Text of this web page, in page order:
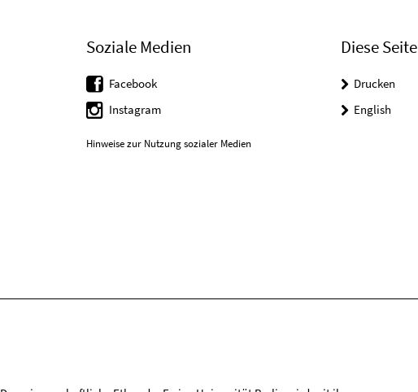
Soziale Medien
Facebook
Instagram
Hinweise zur Nutzung sozialer Medien
Diese Seite
Drucken
English